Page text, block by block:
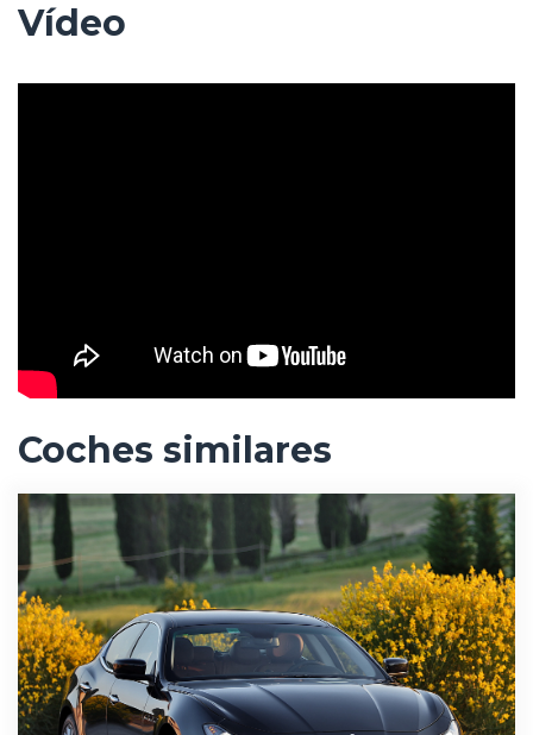
Vídeo
Coches similares